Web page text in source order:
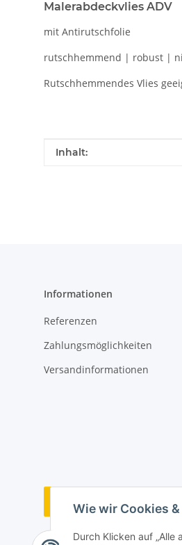
Wie wir Cookies
Durch Klicken auf „Alle
Malerabdeckvlies ADV
mit Antirutschfolie
rutschhemmend | robust |
Rutschhemmendes Vlies
Produkteigenschaft
Wert
Inhalt:
Informationen
Referenzen
Zahlungsmöglichkeiten
Versandinformationen
Vertrag